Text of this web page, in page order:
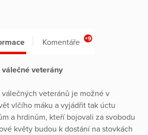
Komentáře +9
veterány
veteránů je možné v
vlčího máku a vyjádřit tak úctu
a hrdinům, kteří bojovali za svobodu
květy budou k dostání na stovkách